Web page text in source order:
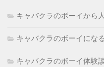
キャバクラのボーイから
キャバクラのボーイにな
キャバクラのボーイ体験